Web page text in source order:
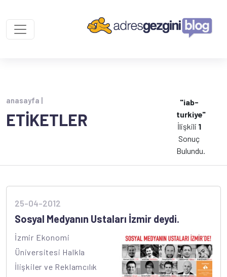
anasayfa |
ETİKETLER
"iab-
turkiye"
İlişkili 1
Sonuç
Bulundu.
25-04-2012
Sosyal Medyanın Ustaları İzmir deydi.
İzmir Ekonomi
Üniversitesi Halkla
İlişkiler ve Reklamcılık